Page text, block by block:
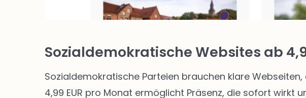
Sozialdemokratische Websites ab
Sozialdemokratische Parteien brauchen klare
4,99 EUR pro Monat ermöglicht Präsenz, die sofort